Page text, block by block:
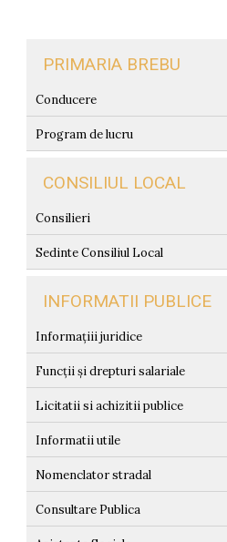
PRIMARIA BREBU
Conducere
Program de lucru
CONSILIUL LOCAL
Consilieri
Sedinte Consiliul Local
INFORMATII PUBLICE
Informațiii juridice
Funcții și drepturi salariale
Licitatii si achizitii publice
Informatii utile
Nomenclator stradal
Consultare Publica